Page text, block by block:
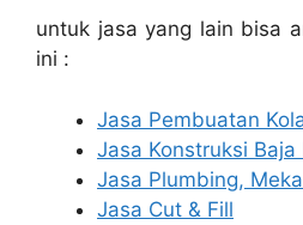
untuk jasa yang lain bisa
ini :
Jasa Pembuatan
Jasa Konstruksi Baja
Jasa Plumbing,
Jasa Cut & Fill